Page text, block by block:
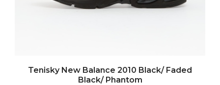
Tenisky New Balance 2010 Black/ Faded
Black/ Phantom